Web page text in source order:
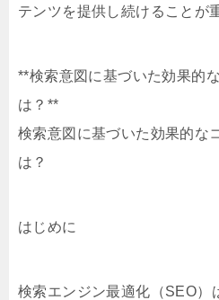
テンツを提供し続けることが
**検索意図に基づいた効果的
は？**
検索意図に基づいた効果的な
は？
はじめに
検索エンジン最適化（SEO）